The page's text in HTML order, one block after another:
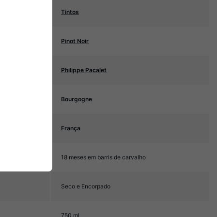
Tintos
Pinot Noir
Philippe Pacalet
Bourgogne
França
18 meses em barris de carvalho
Seco e Encorpado
750 ml